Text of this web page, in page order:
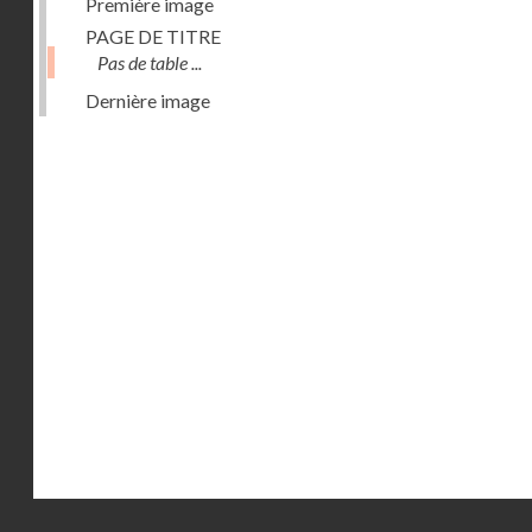
PAGE DE TITRE
Pas de table ...
Dernière image